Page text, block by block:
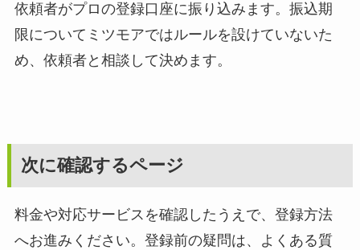
依頼者がプロの登録口座に振り込みます。振込期
限についてミツモアではルールを設けていないた
め、依頼者と相談して決めます。
次に確認するページ
料金や対応サービスを確認したうえで、登録方法
へお進みください。登録前の疑問は、よくある質